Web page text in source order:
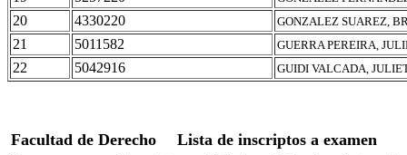
20 4330220 GONZALEZ SUAREZ,
21 5011582 GUERRA PEREIRA,
22 5042916 GUIDI VALCADA,
Facultad de Derecho Lista de inscriptos a examen